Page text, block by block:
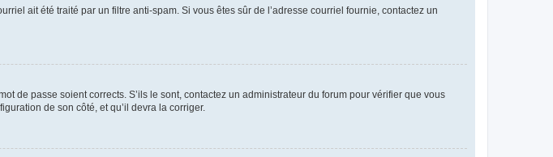
ait été traité par un filtre anti-spam. Si vous êtes sûr de l’adresse courriel fournie, contactez un
de passe soient corrects. S’ils le sont, contactez un administrateur du forum pour vérifier que vous
de son côté, et qu’il devra la corriger.